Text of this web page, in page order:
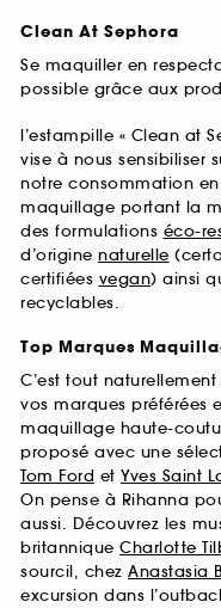
Clean At Sephora
Se maquiller en
possible grâce aux
l’estampille « Clean at
vise à nous sensibiliser
notre consommation
maquillage portant la
des formulations éco-
d’origine naturelle
certifiées vegan) ainsi
recyclables.
Top Marques
C’est tout
vos marques préférées
maquillage haute-
proposé avec une
Tom Ford et Yves Saint
On pense à Rihanna
aussi. Découvrez les
britannique Charlotte
sourcil, chez Anastasia
excursion dans